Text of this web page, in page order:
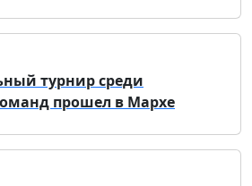
турнир среди
прошел в Мархе